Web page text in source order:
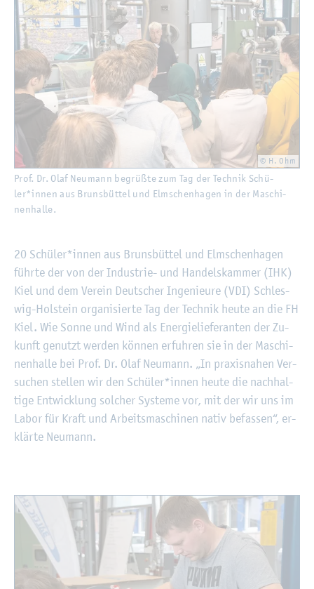
© H. Ohm
Prof. Dr. Olaf Neu­mann be­grü­ß­te zum Tag der Tech­nik Schü­
ler*innen aus Bruns­büt­tel und Elm­schen­ha­gen in der Ma­schi­
nen­hal­le.
20 Schü­ler*innen aus Bruns­büt­tel und Elm­schen­ha­gen
führ­te der von der In­dus­trie- und Han­dels­kam­mer (IHK)
Kiel und dem Ver­ein Deut­scher In­ge­nieu­re (VDI) Schles­
wig-Hol­stein or­ga­ni­sier­te Tag der Tech­nik heute an die FH
Kiel. Wie Sonne und Wind als En­er­gie­lie­fe­ran­ten der Zu­
kunft ge­nutzt wer­den kön­nen er­fuh­ren sie in der Ma­schi­
nen­hal­le bei Prof. Dr. Olaf Neu­mann. „In pra­xis­na­hen Ver­
su­chen stel­len wir den Schü­ler*innen heute die nach­hal­
ti­ge Ent­wick­lung sol­cher Sys­te­me vor, mit der wir uns im
Labor für Kraft und Ar­beits­ma­schi­nen nativ be­fas­sen“, er­
klär­te Neu­mann.